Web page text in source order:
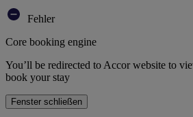
Fehler
Core booking engine
You’ll be redirected to Accor website to
book your stay
Fenster schließen